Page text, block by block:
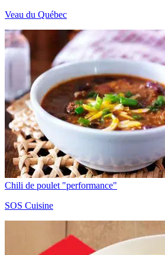
Veau du Québec
Chili de poulet "performance"
SOS Cuisine